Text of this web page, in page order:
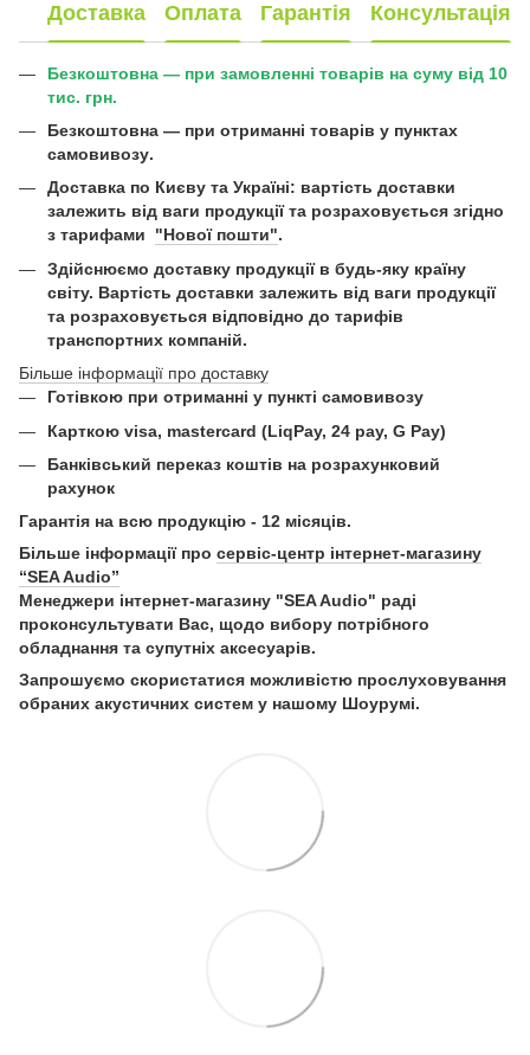
Доставка Оплата Гарантія Консультація
Безкоштовна — при замовленні товарів на суму від 10
тис. грн.
Безкоштовна — при отриманні товарів у пунктах
самовивозу.
Доставка по Києву та Україні: вартість доставки
залежить від ваги продукції та розраховується згідно
з тарифами "Нової пошти".
Здійснюємо доставку продукції в будь-яку країну
світу. Вартість доставки залежить від ваги продукції
та розраховується відповідно до тарифів
транспортних компаній.
Більше інформації про доставку
Готівкою при отриманні у пункті самовивозу
Карткою visa, mastercard (LiqPay, 24 pay, G Pay)
Банківський переказ коштів на розрахунковий
рахунок
Гарантія на всю продукцію - 12 місяців.
Більше інформації про сервіс-центр інтернет-магазину
“SEA Audio”
Менеджери інтернет-магазину "SEA Audio" раді
проконсультувати Вас, щодо вибору потрібного
обладнання та супутніх аксесуарів.
Запрошуємо скористатися можливістю прослуховування
обраних акустичних систем у нашому Шоурумі.